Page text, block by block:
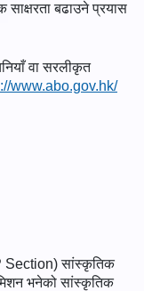
बढाउने प्रयास
वा सरलीकृत
www.abo.gov.hk/
Section) सांस्कृतिक
भनेको सांस्कृतिक